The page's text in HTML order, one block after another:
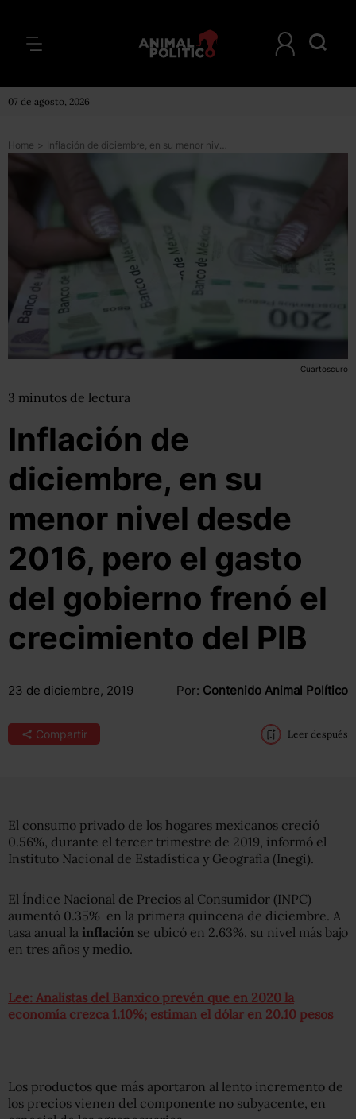
07 de agosto, 2026
Home > Inflación de diciembre, en su menor nivel desde 2016, pero el gasto del gobierno frenó el crecimiento del PIB
Cuartoscuro
3 minutos de lectura
Inflación de
diciembre, en su
menor nivel desde
2016, pero el gasto
del gobierno frenó el
crecimiento del PIB
23 de diciembre, 2019 Por: Contenido Animal Político
Compartir Leer después
El consumo privado de los hogares mexicanos creció
0.56%, durante el tercer trimestre de 2019, informó el
Instituto Nacional de Estadística y Geografía (Inegi).
El Índice Nacional de Precios al Consumidor (INPC)
aumentó 0.35% en la primera quincena de diciembre. A
tasa anual la inflación se ubicó en 2.63%, su nivel más bajo
en tres años y medio.
Lee: Analistas del Banxico prevén que en 2020 la
economía crezca 1.10%; estiman el dólar en 20.10 pesos
Los productos que más aportaron al lento incremento de
los precios vienen del componente no subyacente, en